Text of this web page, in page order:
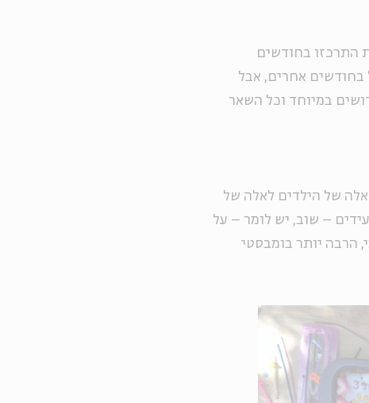
התרכזו בחודשים
בחודשים אחרים, אבל
במיוחד וכל השאר
אלה של הילדים לאלה של
– שוב, יש לומר – על
הרבה יותר בומבסטי